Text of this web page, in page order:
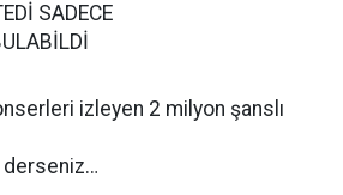
SADECE
izleyen 2 milyon şanslı
derseniz…